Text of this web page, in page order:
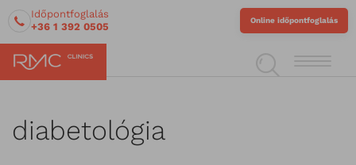
Időpontfoglalás
+36 1 392 0505
Online időpontfoglalás
diabetológia